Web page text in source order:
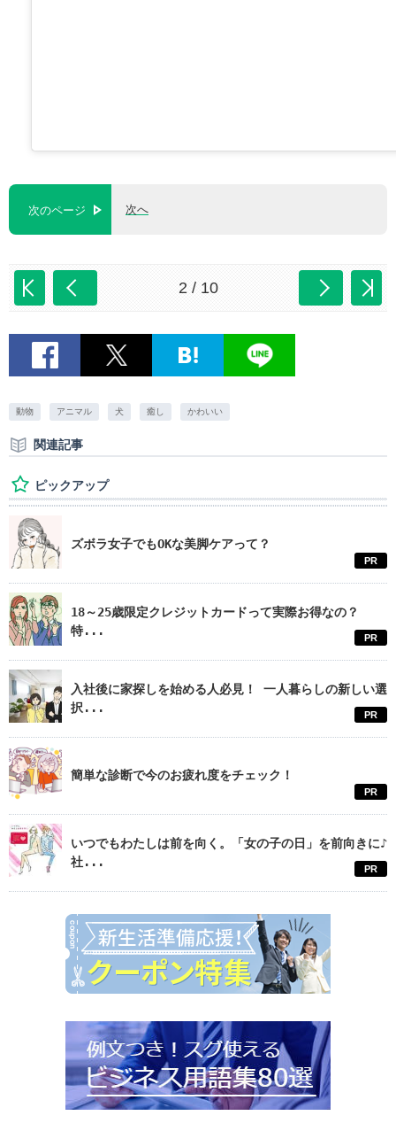
次のページ 次へ
2 / 10
動物 アニマル 犬 癒し かわいい
関連記事
ピックアップ
ズボラ女子でもOKな美脚ケアって？
PR
18～25歳限定クレジットカードって実際お得なの？
特...
PR
入社後に家探しを始める人必見！ 一人暮らしの新しい選
択...
PR
簡単な診断で今のお疲れ度をチェック！
PR
いつでもわたしは前を向く。「女の子の日」を前向きに♪
社...
PR